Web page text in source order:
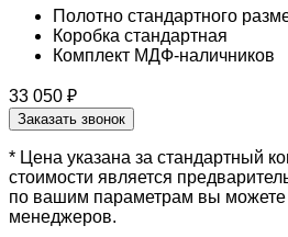
Полотно стандартного
Коробка стандартная
Комплект МДФ-наличников
33 050 ₽
Заказать звонок
* Цена указана за стандартный
стоимости является
по вашим параметрам вы можете
менеджеров.